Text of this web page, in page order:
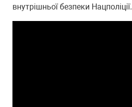
внутрішньої безпеки Нацполіції.